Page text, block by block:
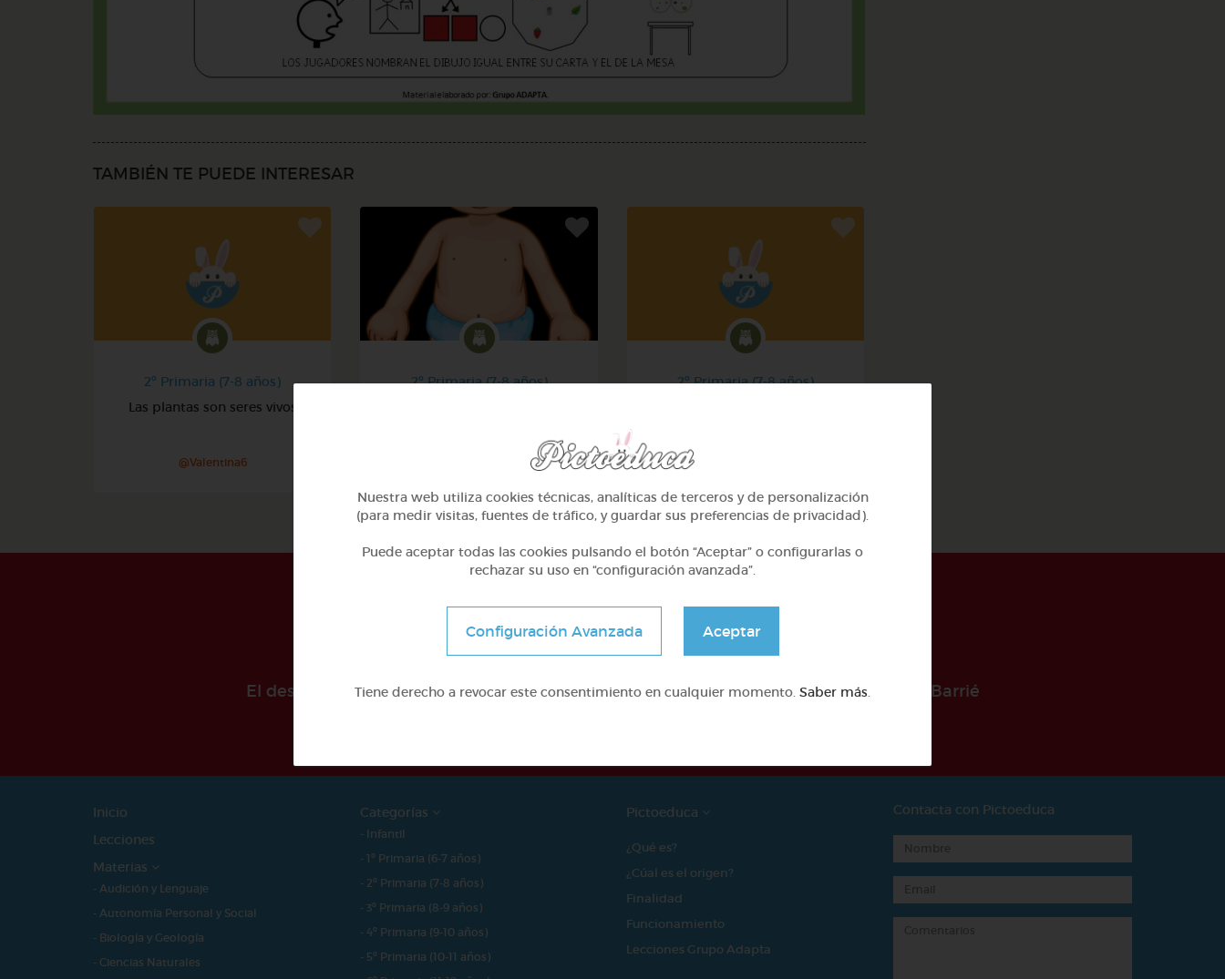
TAMBIÉN TE PUEDE INTERESAR
2º Primaria (7-8 años)
Las plantas son seres vivos
@Valentina6
2º Primaria (7-8 años)
2º Primaria (7-8 años)
El desarollo de este proyecto ha sido posible gracias al mecenazgo de la Fundación Barrié
Inicio
Lecciones
Materias
- Audición y Lenguaje
- Autonomía Personal y Social
- Biología y Geología
- Ciencias Naturales
Categorías
- Infantil
- 1º Primaria (6-7 años)
- 2º Primaria (7-8 años)
- 3º Primaria (8-9 años)
- 4º Primaria (9-10 años)
- 5º Primaria (10-11 años)
Pictoeduca
¿Qué es?
¿Cúal es el origen?
Finalidad
Funcionamiento
Lecciones Grupo Adapta
Contacta con Pictoeduca
Nuestra web utiliza cookies técnicas, analíticas de terceros y de personalización
(para medir visitas, fuentes de tráfico, y guardar sus preferencias de privacidad).
Puede aceptar todas las cookies pulsando el botón “Aceptar” o configurarlas o
rechazar su uso en “configuración avanzada”.
Configuración Avanzada Aceptar
Tiene derecho a revocar este consentimiento en cualquier momento. Saber más.